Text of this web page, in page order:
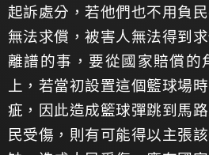
起訴處分，若他們也不用負
無法求償，被害人無法得到
離譜的事，要從國家賠償的
上，若當初設置這個籃球場
疵，因此造成籃球彈跳到馬
民受傷，則有可能得以主張